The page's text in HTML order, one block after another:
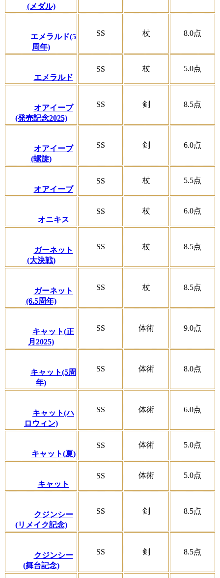
(メダル)
エメラルド(5
周年)
SS 杖 8.0点
エメラルド
SS 杖 5.0点
オアイーブ
(発売記念2025)
SS 剣 8.5点
オアイーブ
(螺旋)
SS 剣 6.0点
オアイーブ
SS 杖 5.5点
オニキス
SS 杖 6.0点
ガーネット
(大決戦)
SS 杖 8.5点
ガーネット
(6.5周年)
SS 杖 8.5点
キャット(正
月2025)
SS 体術 9.0点
キャット(5周
年)
SS 体術 8.0点
キャット(ハ
ロウィン)
SS 体術 6.0点
キャット(夏)
SS 体術 5.0点
キャット
SS 体術 5.0点
クジンシー
(リメイク記念)
SS 剣 8.5点
クジンシー
(舞台記念)
SS 剣 8.5点